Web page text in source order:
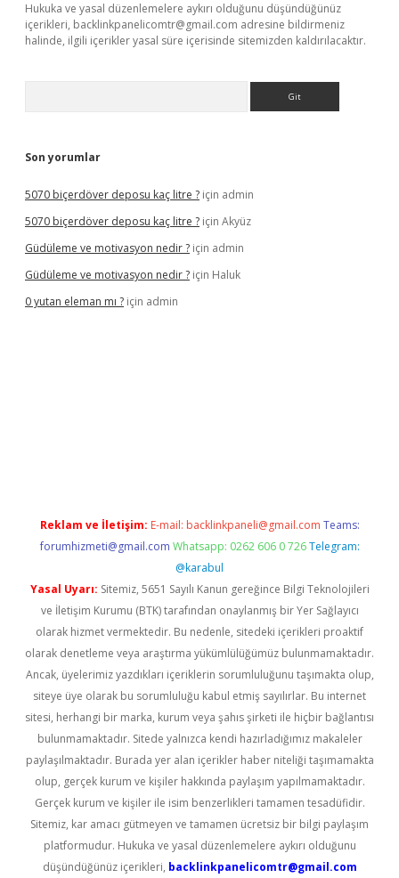
Hukuka ve yasal düzenlemelere aykırı olduğunu düşündüğünüz
içerikleri, backlinkpanelicomtr@gmail.com adresine bildirmeniz
halinde, ilgili içerikler yasal süre içerisinde sitemizden kaldırılacaktır.
Son yorumlar
5070 biçerdöver deposu kaç litre ? için admin
5070 biçerdöver deposu kaç litre ? için Akyüz
Güdüleme ve motivasyon nedir ? için admin
Güdüleme ve motivasyon nedir ? için Haluk
0 yutan eleman mı ? için admin
Reklam ve İletişim: E-mail: backlinkpaneli@gmail.com Teams:
forumhizmeti@gmail.com Whatsapp: 0262 606 0 726 Telegram:
@karabul
Yasal Uyarı: Sitemiz, 5651 Sayılı Kanun gereğince Bilgi Teknolojileri
ve İletişim Kurumu (BTK) tarafından onaylanmış bir Yer Sağlayıcı
olarak hizmet vermektedir. Bu nedenle, sitedeki içerikleri proaktif
olarak denetleme veya araştırma yükümlülüğümüz bulunmamaktadır.
Ancak, üyelerimiz yazdıkları içeriklerin sorumluluğunu taşımakta olup,
siteye üye olarak bu sorumluluğu kabul etmiş sayılırlar. Bu internet
sitesi, herhangi bir marka, kurum veya şahıs şirketi ile hiçbir bağlantısı
bulunmamaktadır. Sitede yalnızca kendi hazırladığımız makaleler
paylaşılmaktadır. Burada yer alan içerikler haber niteliği taşımamakta
olup, gerçek kurum ve kişiler hakkında paylaşım yapılmamaktadır.
Gerçek kurum ve kişiler ile isim benzerlikleri tamamen tesadüfidir.
Sitemiz, kar amacı gütmeyen ve tamamen ücretsiz bir bilgi paylaşım
platformudur. Hukuka ve yasal düzenlemelere aykırı olduğunu
düşündüğünüz içerikleri, backlinkpanelicomtr@gmail.com